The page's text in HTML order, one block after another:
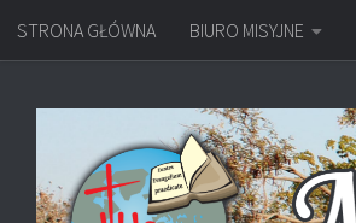
Przejdź do treści
STRONA GŁÓWNA BIURO MISYJNE